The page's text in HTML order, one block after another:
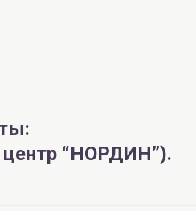
центр “НОРДИН”).